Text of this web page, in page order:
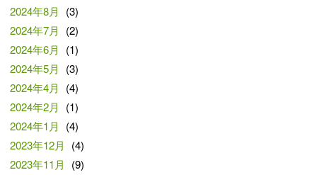
2024年8月
(3)
2024年7月
(2)
2024年6月
(1)
2024年5月
(3)
2024年4月
(4)
2024年2月
(1)
2024年1月
(4)
2023年12月
(4)
2023年11月
(9)